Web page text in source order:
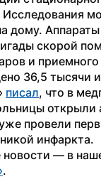
дому.
скорой
и
36,5 тысячи
писал, что в
открыли
провели
инфаркта.
.